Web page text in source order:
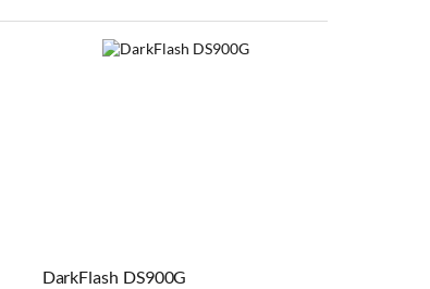
DarkFlash DS900G